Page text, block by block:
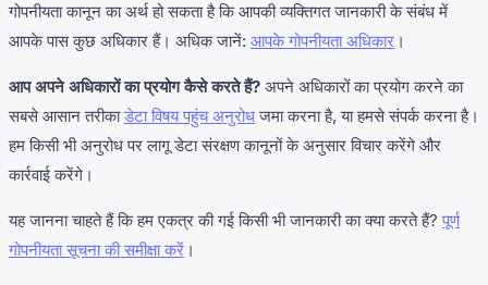
गोपनीयता कानून का अर्थ हो सकता है कि आपकी व्यक्तिगत जानकारी के संबंध में
आपके पास कुछ अधिकार हैं। अधिक जानें: आपके गोपनीयता अधिकार ।
आप अपने अधिकारों का प्रयोग कैसे करते हैं? अपने अधिकारों का प्रयोग करने का
सबसे आसान तरीकाडेटा विषय पहुंच अनुरोधजमा करना है, या हमसे संपर्क करना है।
हम किसी भी अनुरोध पर लागू डेटा संरक्षण कानूनों के अनुसार विचार करेंगे और
कार्रवाई करेंगे।
यह जानना चाहते हैं कि हम एकत्र की गई किसी भी जानकारी का क्या करते हैं? पूर्ण
गोपनीयता सूचना की समीक्षा करें ।